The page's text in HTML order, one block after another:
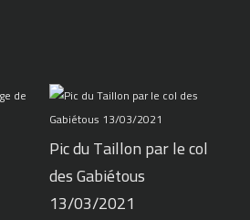
Pic du Taillon par le col
des Gabiétous
13/03/2021